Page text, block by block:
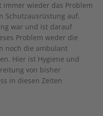
immer wieder das Problem
Schutzausrüstung auf.
war und ist darauf
Problem weder die
noch die ambulant
Hier ist Hygiene und
von bisher
in diesen Zeiten